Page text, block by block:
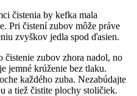
čistenia by kefka mala
Pri čistení zubov môže práve
zvyškov jedla spod ďasien.
čistenie zubov zhora nadol, no
jemné krúženie bez tlaku.
každého zuba. Nezabúdajte
a tiež čistite plochy stoličiek.